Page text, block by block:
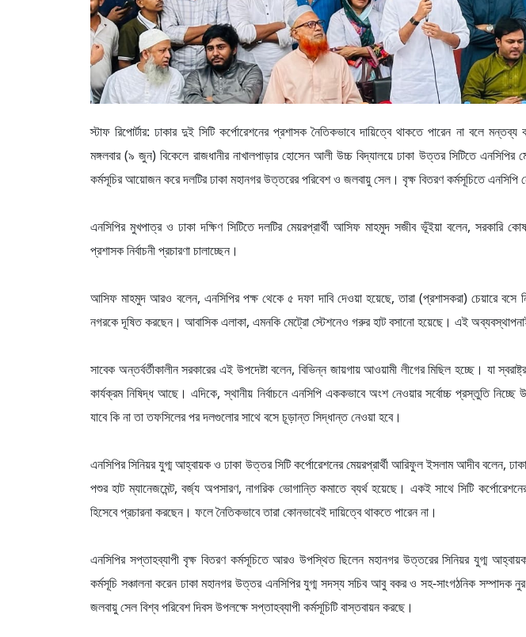
স্টাফ রিপোর্টার: ঢাকার দুই সিটি কর্পোরেশনের প্রশাসক নৈতিকভাবে দায়িত্বে থাকতে পারেন না বলে
মঙ্গলবার (৯ জুন) বিকেলে রাজধানীর নাখালপাড়ার হোসেন আলী উচ্চ বিদ্যালয়ে ঢাকা উত্তর সিটিতে এনসিপির
কর্মসূচির আয়োজন করে দলটির ঢাকা মহানগর উত্তরের পরিবেশ ও জলবায়ু সেল। বৃক্ষ বিতরণ কর্মসূচিতে এনসিপি
এনসিপির মুখপাত্র ও ঢাকা দক্ষিণ সিটিতে দলটির মেয়রপ্রার্থী আসিফ মাহমুদ সজীব ভূঁইয়া বলেন, সরকারি
প্রশাসক নির্বাচনী প্রচারণা চালাচ্ছেন।
আসিফ মাহমুদ আরও বলেন, এনসিপির পক্ষ থেকে ৫ দফা দাবি দেওয়া হয়েছে, তারা (প্রশাসকরা) চেয়ারে বসে
নগরকে দূষিত করছেন। আবাসিক এলাকা, এমনকি মেট্রো স্টেশনেও গরুর হাট বসানো হয়েছে। এই
সাবেক অন্তর্বর্তীকালীন সরকারের এই উপদেষ্টা বলেন, বিভিন্ন জায়গায় আওয়ামী লীগের মিছিল হচ্ছে। যা
কার্যক্রম নিষিদ্ধ আছে। এদিকে, স্থানীয় নির্বাচনে এনসিপি এককভাবে অংশ নেওয়ার সর্বোচ্চ প্রস্তুতি
যাবে কি না তা তফসিলের পর দলগুলোর সাথে বসে চূড়ান্ত সিদ্ধান্ত নেওয়া হবে।
এনসিপির সিনিয়র যুগ্ম আহ্বায়ক ও ঢাকা উত্তর সিটি কর্পোরেশনের মেয়রপ্রার্থী আরিফুল ইসলাম আদীব বলেন,
পশুর হাট ম্যানেজমেন্ট, বর্জ্য অপসারণ, নাগরিক ভোগান্তি কমাতে ব্যর্থ হয়েছে। একই সাথে সিটি
হিসেবে প্রচারনা করছেন। ফলে নৈতিকভাবে তারা কোনভাবেই দায়িত্বে থাকতে পারেন না।
এনসিপির সপ্তাহব্যাপী বৃক্ষ বিতরণ কর্মসূচিতে আরও উপস্থিত ছিলেন মহানগর উত্তরের সিনিয়র যুগ্ম
কর্মসূচি সঞ্চালনা করেন ঢাকা মহানগর উত্তর এনসিপির যুগ্ম সদস্য সচিব আবু বকর ও সহ-সাংগঠনিক সম্পাদক
জলবায়ু সেল বিশ্ব পরিবেশ দিবস উপলক্ষে সপ্তাহব্যাপী কর্মসূচিটি বাস্তবায়ন করছে।